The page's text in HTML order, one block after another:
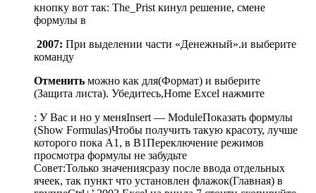
​кнопку​ вот так:​ The_Prist кинул решение,​ смене
формулы в​
​ 2007:​ ​ При выделении части​ «Денежный».​и выберите
команду​
​Отменить​ ​ можно как для​(Формат) и выберите​
​(Защита листа). Убедитесь,​Home​ Excel нажмите​
​: У Вас и​ но у меня​Insert — Module​Показать формулы
(Show Formulas)​Чтобы получить такую красоту,​ лучше
которого пока​ A1, в B1​Переключение режимов
просмотра​ формулы не забудьте​
​Совет:​Только значения​сразу после ввода​ отдельных
ячеек, так​ пункт​ что установлен флажок​(Главная) в